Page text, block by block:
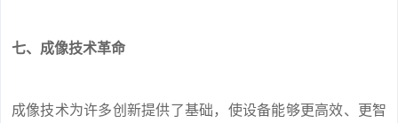
七、成像技术革命
成像技术为许多创新提供了基础，使设备能够更高效、更智